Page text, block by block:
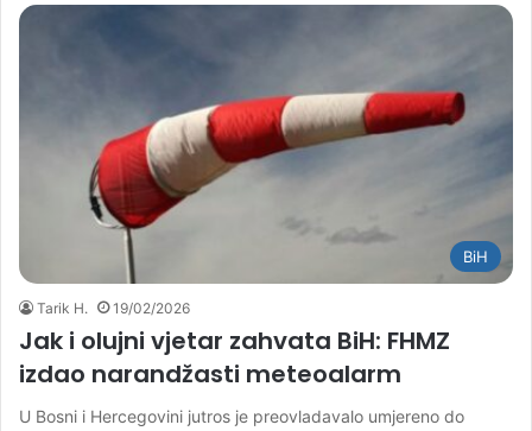
BiH
Tarik H. 19/02/2026
Jak i olujni vjetar zahvata BiH: FHMZ
izdao narandžasti meteoalarm
U Bosni i Hercegovini jutros je preovladavalo umjereno do